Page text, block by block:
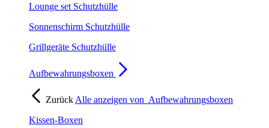
Lounge set Schutzhülle
Sonnenschirm Schutzhülle
Grillgeräte Schutzhülle
Aufbewahrungsboxen
Zurück Alle anzeigen von Aufbewahrungsboxen
Kissen-Boxen